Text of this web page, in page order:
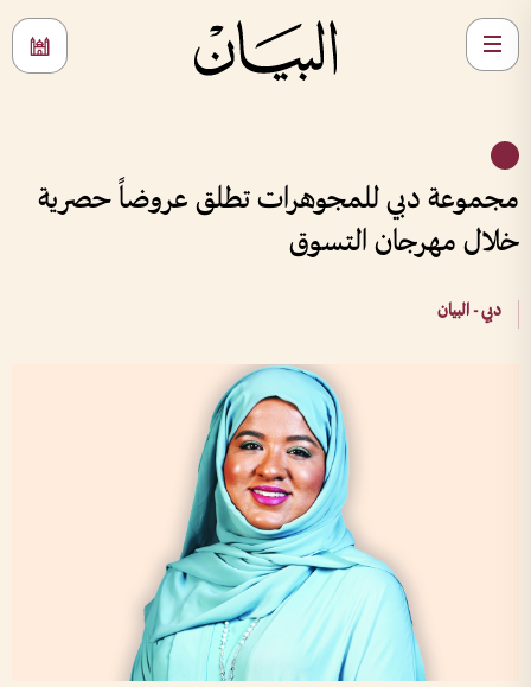
مجموعة دبي للمجوهرات تطلق عروضاً حصرية
خلال مهرجان التسوق
دبي - البيان